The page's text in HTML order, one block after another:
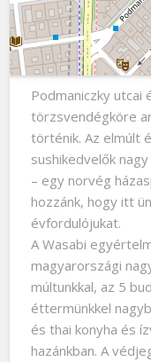
Podmaniczky
törzsvendégköre
történik. Az elmúlt
sushikedvelők
– egy norvég
hozzánk, hogy itt
évfordulójukat.
A Wasabi
magyarországi
múltunkkal, az 5
éttermünkkel
és thai konyha és
hazánkban. A